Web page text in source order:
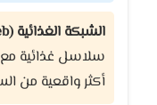
الشبكة الغذائية (Food Web):
سلاسل غذائية
أكثر واقعية من